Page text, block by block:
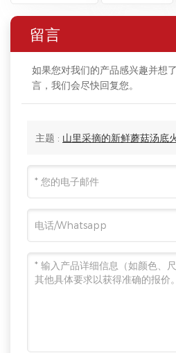
留言
如果您对我们的产品感兴趣并想
言，我们会尽快回复您。
主题 : 山里采摘的新鲜蘑菇汤底